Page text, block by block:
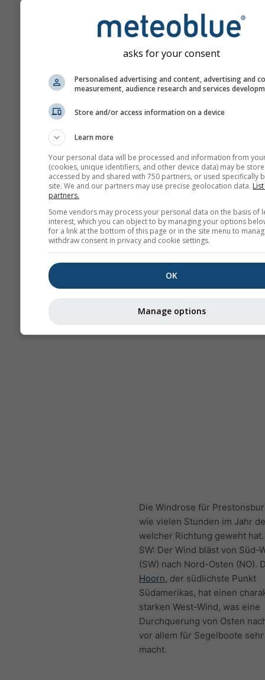
geändert werden.
Die Windrose für
wie vielen Stunden im Jahr
welcher Richtung geweht
SW: Der Wind bläst von Süd-
(SW) nach Nord-Osten (NO).
Hoorn, der südlichste Punkt
Südamerikas, hat einen
starken West-Wind, was eine
Durchquerung von Osten
vor allem für Segelboote
macht.
asks for your consent
Personalised advertising and content, advertising and
measurement, audience research and services
Store and/or access information on a device
Learn more
Your personal data will be processed and information from
(cookies, unique identifiers, and other device data) may be
accessed by and shared with 750 partners, or used specifically
site. We and our partners may use precise geolocation data.
partners.
Some vendors may process your personal data on the basis of
interest, which you can object to by managing your options
for a link at the bottom of this page or in the site menu to
withdraw consent in privacy and cookie settings.
OK
Manage options